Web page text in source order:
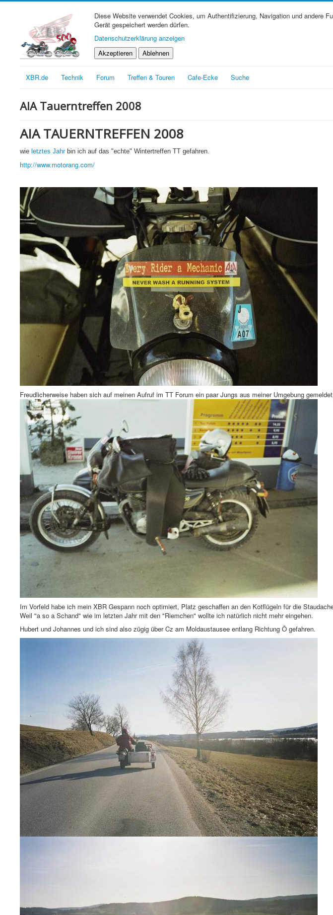
Diese Website verwendet Cookies, um Authentifizierung, Navigation und andere
Gerät gespeichert werden dürfen.
Datenschutzerklärung anzeigen
Akzeptieren
Ablehnen
XBR.de Technik Forum Treffen & Touren Cafe-Ecke Suche
AIA Tauerntreffen 2008
AIA TAUERNTREFFEN 2008
wie letztes Jahrbin ich auf das "echte" Wintertreffen TT gefahren.
http://www.motorang.com/
Freudlicherweise haben sich auf meinen Aufruf im TT Forum ein paar Jungs aus meiner Umgebung
Im Vorfeld habe ich mein XBR Gespann noch optimiert, Platz geschaffen an den Kotflügeln für die
Weil "a so a Schand" wie im letzten Jahr mit den "Riemchen" wollte ich natürlich nicht mehr eingehen.
Hubert und Johannes und ich sind also zügig über Cz am Moldaustausee entlang Richtung Ö gefahren.